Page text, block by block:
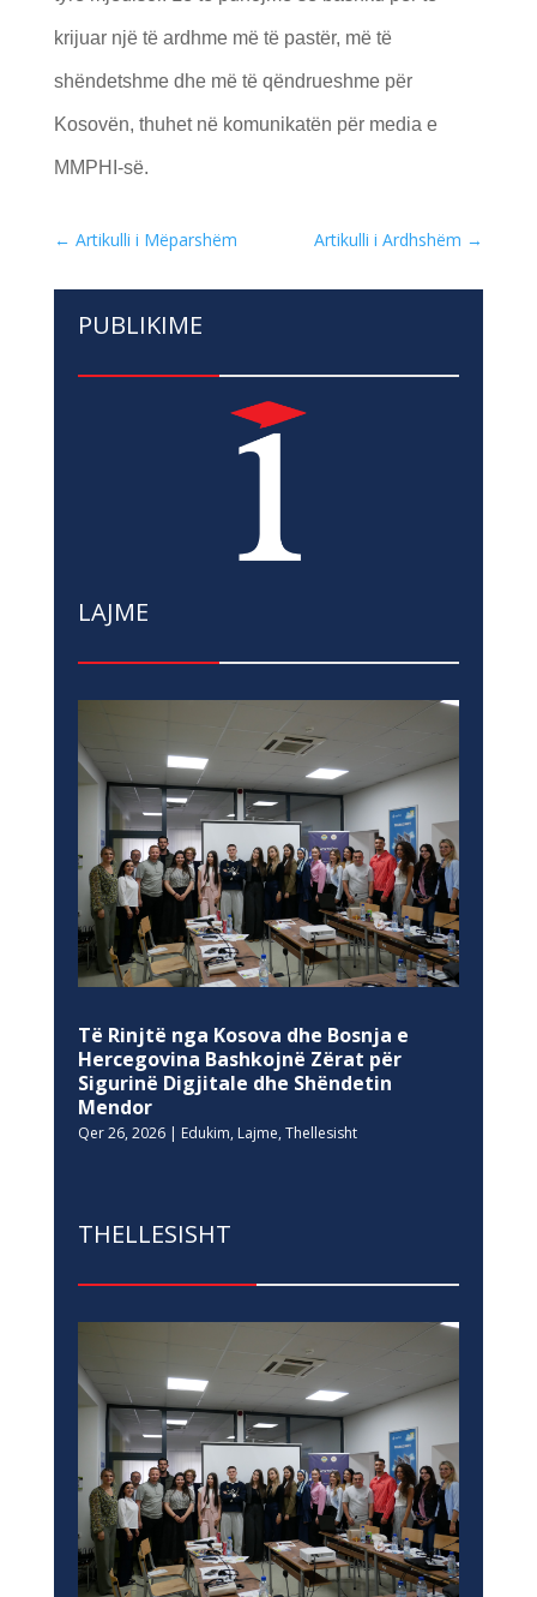
krijuar një të ardhme më të pastër, më të
shëndetshme dhe më të qëndrueshme për
Kosovën, thuhet në komunikatën për media e
MMPHI-së.
← Artikulli i Mëparshëm Artikulli i Ardhshëm →
PUBLIKIME
LAJME
Të Rinjtë nga Kosova dhe Bosnja e
Hercegovina Bashkojnë Zërat për
Sigurinë Digjitale dhe Shëndetin
Mendor
Qer 26, 2026| Edukim, Lajme, Thellesisht
THELLESISHT